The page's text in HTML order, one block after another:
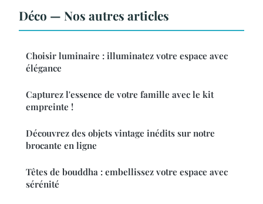
Déco — Nos autres articles
Choisir luminaire : illuminatez votre espace avec
élégance
Capturez l'essence de votre famille avec le kit
empreinte !
Découvrez des objets vintage inédits sur notre
brocante en ligne
Têtes de bouddha : embellissez votre espace avec
sérénité